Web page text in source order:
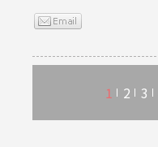
1 2 3